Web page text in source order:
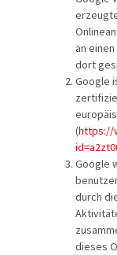
an
dort
Google
(https://
Google
durch
dieses